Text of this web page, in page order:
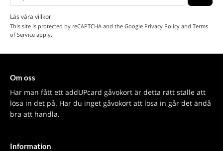
Läs våra villkor
This site is protected by reCAPTCHA and the Google Privacy Policy and Terms
of Service apply.
Om oss
Har man fått ett addUPcard gåvokort är detta rätt ställe att
lösa in det på. Har du inget gåvokort att lösa in går det ändå
bra att handla.
Information